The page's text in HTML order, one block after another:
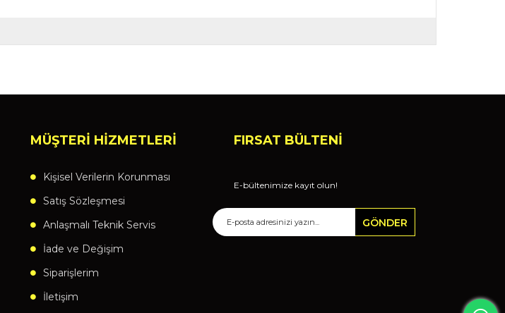
MÜŞTERİ HİZMETLERİ
Kişisel Verilerin Korunması
Satış Sözleşmesi
Anlaşmalı Teknik Servis
İade ve Değişim
Siparişlerim
İletişim
FIRSAT BÜLTENİ
E-bültenimize kayıt olun!
GÖNDER